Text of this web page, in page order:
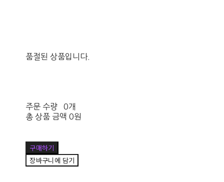
품절된 상품입니다.
주문 수량
0개
총 상품 금액 0원
구매하기
장바구니에 담기